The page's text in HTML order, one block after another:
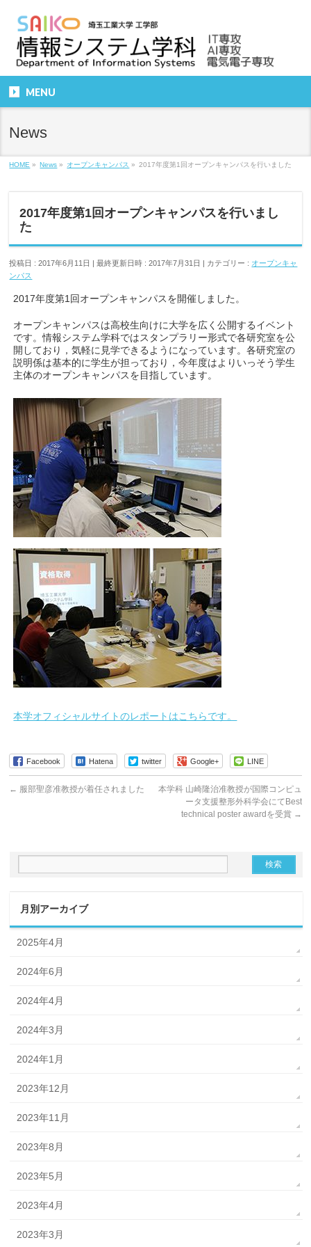
MENU
News
HOME » News » オープンキャンパス » 2017年度第1回オープンキャンパスを行いました
2017年度第1回オープンキャンパスを行いまし
た
投稿日 : 2017年6月11日 最終更新日時 : 2017年7月31日 カテゴリー : オープンキャ
ンパス
2017年度第1回オープンキャンパスを開催しました。
オープンキャンパスは高校生向けに大学を広く公開するイベント
です。情報システム学科ではスタンプラリー形式で各研究室を公
開しており，気軽に見学できるようになっています。各研究室の
説明係は基本的に学生が担っており，今年度はよりいっそう学生
主体のオープンキャンパスを目指しています。
本学オフィシャルサイトのレポートはこちらです。
Facebook Hatena twitter Google+ LINE
← 服部聖彦准教授が着任されました
本学科 山崎隆治准教授が国際コンピュ
ータ支援整形外科学会にてBest
technical poster awardを受賞 →
月別アーカイブ
2025年4月
2024年6月
2024年4月
2024年3月
2024年1月
2023年12月
2023年11月
2023年8月
2023年5月
2023年4月
2023年3月